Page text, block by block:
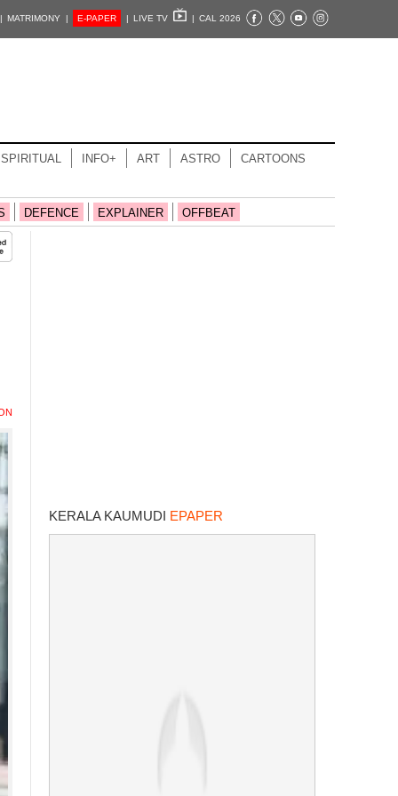
MATRIMONY | E-PAPER | LIVE TV | CAL 2026
SPIRITUAL INFO+ ART ASTRO CARTOONS
DEFENCE EXPLAINER OFFBEAT
KERALA KAUMUDI EPAPER